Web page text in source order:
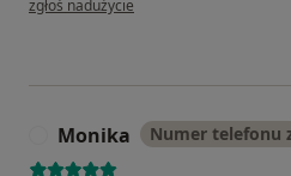
zgłoś nadużycie
Monika Numer telefonu